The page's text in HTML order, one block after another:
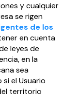
y cualquier
se rigen
de los
en cuenta
leyes de
en la
sea
el Usuario
territorio